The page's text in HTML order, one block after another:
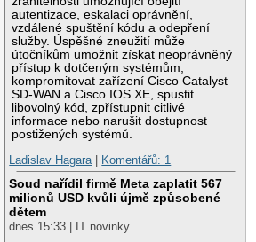
autentizace, eskalaci oprávnění,
vzdálené spuštění kódu a odepření
služby. Úspěšné zneužití může
útočníkům umožnit získat neoprávněný
přístup k dotčeným systémům,
kompromitovat zařízení Cisco Catalyst
SD-WAN a Cisco IOS XE, spustit
libovolný kód, zpřístupnit citlivé
informace nebo narušit dostupnost
postižených systémů.
Ladislav Hagara| Komentářů: 1
Soud nařídil firmě Meta zaplatit 567
milionů USD kvůli újmě způsobené
dětem
dnes 15:33 | IT novinky